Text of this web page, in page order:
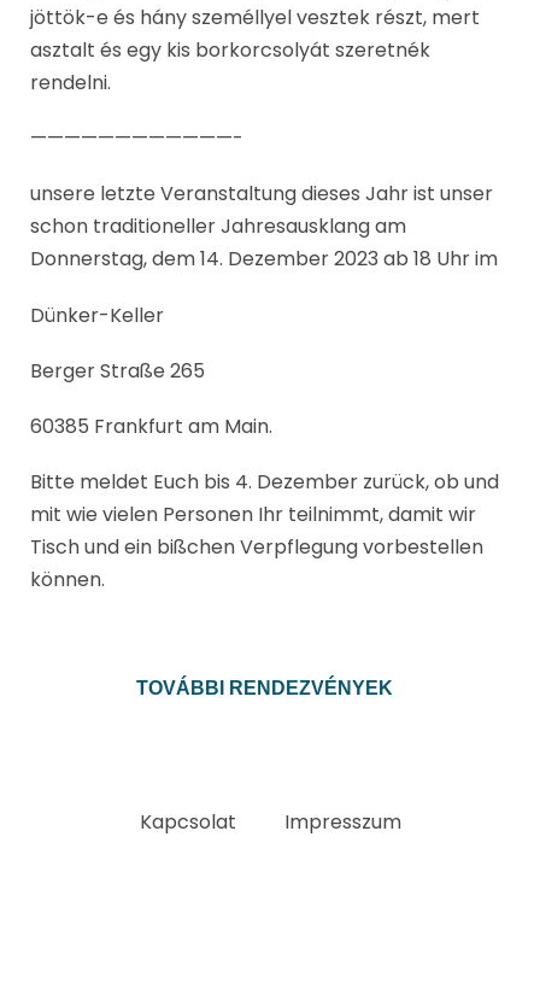
jöttök-e és hány személlyel vesztek részt, mert
asztalt és egy kis borkorcsolyát szeretnék
rendelni.
————————————-
unsere letzte Veranstaltung dieses Jahr ist unser
schon traditioneller Jahresausklang am
Donnerstag, dem 14. Dezember 2023 ab 18 Uhr im
Dünker-Keller
Berger Straße 265
60385 Frankfurt am Main.
Bitte meldet Euch bis 4. Dezember zurück, ob und
mit wie vielen Personen Ihr teilnimmt, damit wir
Tisch und ein bißchen Verpflegung vorbestellen
können.
TOVÁBBI RENDEZVÉNYEK
Kapcsolat Impresszum